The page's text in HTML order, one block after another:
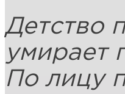
Детство
умирает
По лицу